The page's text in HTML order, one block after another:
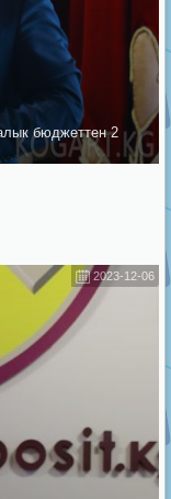
бюджеттен 2
2023-12-06